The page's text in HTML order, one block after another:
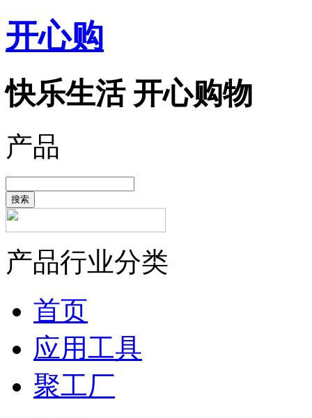
开心购
快乐生活 开心购物
产品
搜索
产品行业分类
首页
应用工具
聚工厂